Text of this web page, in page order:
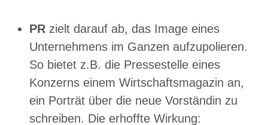
PR zielt darauf ab, das Image eines
Unternehmens im Ganzen aufzupolieren.
So bietet z.B. die Pressestelle eines
Konzerns einem Wirtschaftsmagazin an,
ein Porträt über die neue Vorständin zu
schreiben. Die erhoffte Wirkung: